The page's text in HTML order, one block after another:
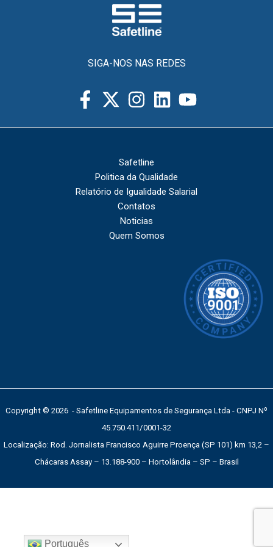
SIGA-NOS NAS REDES
Safetline
Politica da Qualidade
Relatório de Igualidade Salarial
Contatos
Noticias
Quem Somos
Copyright © 2026 - Safetline Equipamentos de Segurança Ltda - CNPJ Nº
45.750.411/0001-32
Localização: Rod. Jornalista Francisco Aguirre Proença (SP 101) km 13,2 –
Chácaras Assay – 13.188-900 – Hortolândia – SP – Brasil
Português